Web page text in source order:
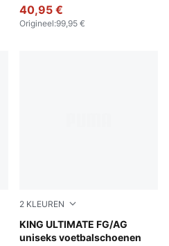
40,95 €
Origineel:99,95 €
2 KLEUREN
KING ULTIMATE FG/AG
uniseks voetbalschoenen
PUMA Black-Heat Fire-